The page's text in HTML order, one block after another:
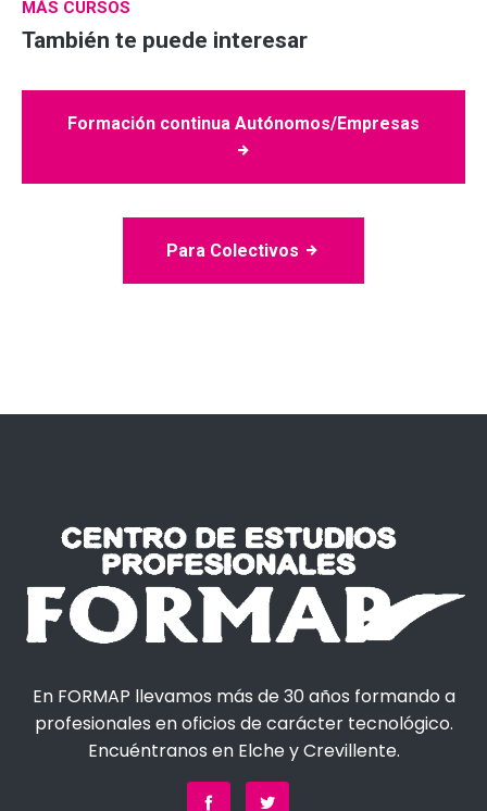
MÁS CURSOS
También te puede interesar
Formación continua Autónomos/Empresas
Para Colectivos
En FORMAP llevamos más de 30 años formando a
profesionales en oficios de carácter tecnológico.
Encuéntranos en Elche y Crevillente.